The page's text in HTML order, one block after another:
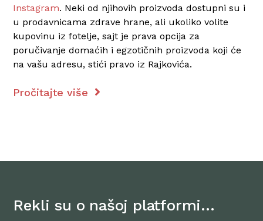
Instagram. Neki od njihovih proizvoda dostupni su i
u prodavnicama zdrave hrane, ali ukoliko volite
kupovinu iz fotelje, sajt je prava opcija za
poručivanje domaćih i egzotičnih proizvoda koji će
na vašu adresu, stići pravo iz Rajkovića.
Pročitajte više
Rekli su o našoj platformi…